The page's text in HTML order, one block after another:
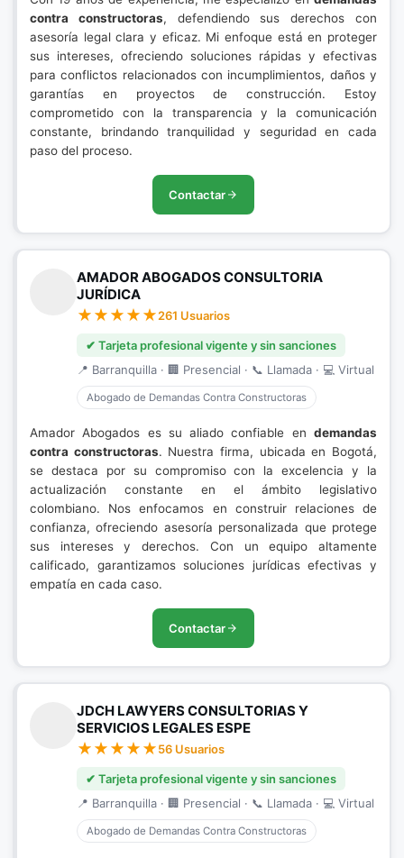
contra constructoras, defendiendo sus derechos con
asesoría legal clara y eficaz. Mi enfoque está en proteger
sus intereses, ofreciendo soluciones rápidas y efectivas
para conflictos relacionados con incumplimientos, daños y
garantías en proyectos de construcción. Estoy
comprometido con la transparencia y la comunicación
constante, brindando tranquilidad y seguridad en cada
paso del proceso.
Contactar
AMADOR ABOGADOS CONSULTORIA
JURÍDICA
261 Usuarios
✔ Tarjeta profesional vigente y sin sanciones
📍 Barranquilla · 🏢 Presencial · 📞 Llamada · 💻 Virtual
Abogado de Demandas Contra Constructoras
Amador Abogados es su aliado confiable en demandas
contra constructoras. Nuestra firma, ubicada en Bogotá,
se destaca por su compromiso con la excelencia y la
actualización constante en el ámbito legislativo
colombiano. Nos enfocamos en construir relaciones de
confianza, ofreciendo asesoría personalizada que protege
sus intereses y derechos. Con un equipo altamente
calificado, garantizamos soluciones jurídicas efectivas y
empatía en cada caso.
Contactar
JDCH LAWYERS CONSULTORIAS Y
SERVICIOS LEGALES ESPE
56 Usuarios
✔ Tarjeta profesional vigente y sin sanciones
📍 Barranquilla · 🏢 Presencial · 📞 Llamada · 💻 Virtual
Abogado de Demandas Contra Constructoras